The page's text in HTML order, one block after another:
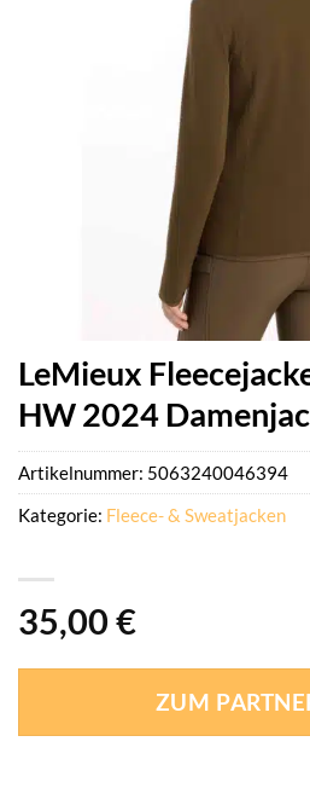
LeMieux
HW 2024
35,00 €
ZUM
Artikelnummer: 5063240046394
Kategorie: Fleece- & Sweatjacken